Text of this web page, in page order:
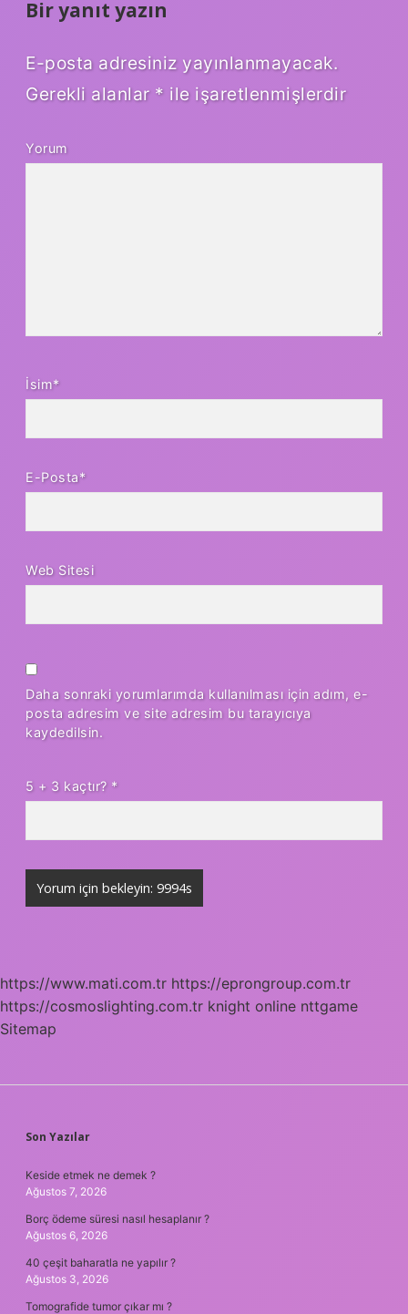
Bir yanıt yazın
E-posta adresiniz yayınlanmayacak.
Gerekli alanlar * ile işaretlenmişlerdir
Yorum
İsim*
E-Posta*
Web Sitesi
Daha sonraki yorumlarımda kullanılması için adım, e-
posta adresim ve site adresim bu tarayıcıya
kaydedilsin.
5 + 3 kaçtır? *
https://www.mati.com.tr https://eprongroup.com.tr
https://cosmoslighting.com.tr knight online nttgame
Sitemap
SIDEBAR
Son Yazılar
Keside etmek ne demek ?
Ağustos 7, 2026
Borç ödeme süresi nasıl hesaplanır ?
Ağustos 6, 2026
40 çeşit baharatla ne yapılır ?
Ağustos 3, 2026
Tomografide tumor çıkar mı ?